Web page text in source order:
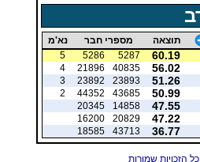
תוצאה מספרי חבר נא'מ
60.19
5287
5286
5
56.02
40835
21896
4
51.26
23893
23892
3
50.99
43685
44352
2
47.55
14858
20345
47.22
20829
16200
36.77
43713
18585